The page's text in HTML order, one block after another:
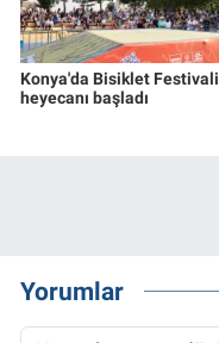
Konya'da Bisiklet Festivali
heyecanı başladı
Yorumlar